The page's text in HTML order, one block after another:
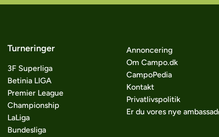
Turneringer
3F Superliga
Betinia LIGA
Premier League
Championship
LaLiga
Bundesliga
Annoncering
Om Campo.dk
CampoPedia
Kontakt
Privatlivspolitik
Er du vores nye